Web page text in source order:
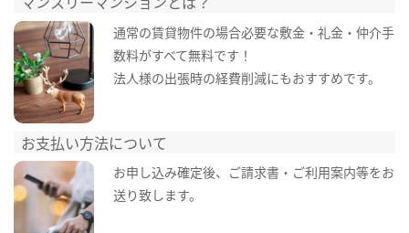
通常の賃貸物件の場合必要な敷金・礼金・仲介手
数料がすべて無料です！
法人様の出張時の経費削減にもおすすめです。
お支払い方法について
お申し込み確定後、ご請求書・ご利用案内等をお
送り致します。